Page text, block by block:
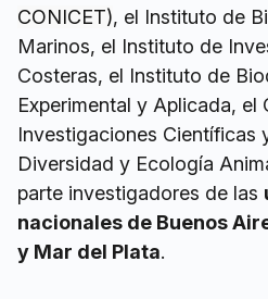
CONICET), el Instituto de
Marinos, el Instituto de
Costeras, el Instituto de
Experimental y Aplicada, el
Investigaciones Científicas
Diversidad y Ecología
parte investigadores de las
nacionales de Buenos
y Mar del Plata.